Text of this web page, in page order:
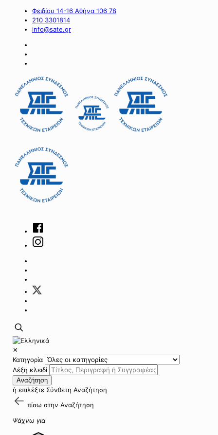
Φειδίου 14-16 Αθήνα 106 78
210 3301814
info@sate.gr
✕
Κατηγορία
Λέξη κλειδί
Αναζήτηση
ή επιλέξτε Σύνθετη Αναζήτηση
πίσω στην Αναζήτηση
Ψάχνω για